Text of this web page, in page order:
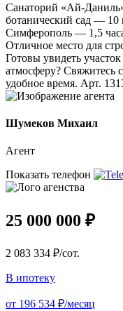
Санаторий
ботанический сад — 10
Симферополь — 1,5
Отличное место для
Готовы увидеть
атмосферу? Свяжитесь
удобное время. Арт.
Шумеков Михаил
Агент
Показать телефон
25 000 000 ₽
2 083 334 ₽/сот.
В ипотеку
от 196 534 ₽/месяц